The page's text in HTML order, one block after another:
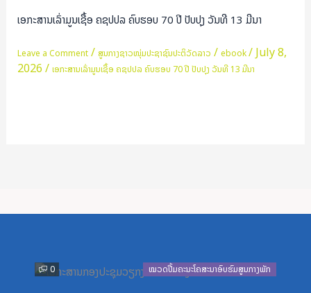
ເອກະສານເລົ່າມູນເຊື້ອ ຄຊປປລ ຄົບຮອບ 70 ປີ ປັບປຸງ ວັນທີ 13 ມີນາ
Leave a Comment / ສູນກາງຊາວໜຸ່ມປະຊາຊົນປະຕິວັດລາວ / ebook/July 8,
2026/ ເອກະສານເລົ່າມູນເຊື້ອ ຄຊປປລ ຄົບຮອບ 70 ປີ ປັບປຸງ ວັນທີ 13 ມີນາ
ມູນ
ຄຊປປລ
ຄົບຮອບ
0 ໝວດປື້ມຄະນະໂຄສະນາອົບຮົມສູນກາງພັກ
Previous
Next